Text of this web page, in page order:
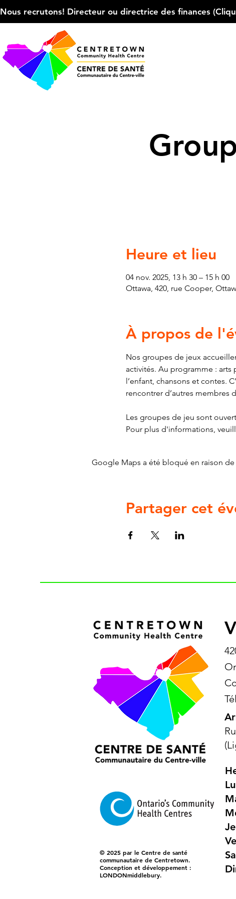
Nous recrutons! Directeur ou directrice des finances
Heure et lieu
04 nov. 2025, 13 h 30 – 15 h 00
Ottawa, 420, rue Cooper,
À propos de
Nos groupes de jeux
activités. Au programme :
l’enfant, chansons et contes.
rencontrer d’autres membres
Les groupes de jeu sont
Pour plus d'informations,
Google Maps a été bloqué en raison
Partager cet
© 2025 par le Centre de santé
communautaire de Centretown.
Conception et développement :
LONDONmiddlebury.